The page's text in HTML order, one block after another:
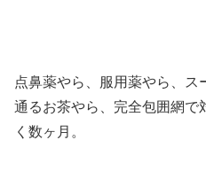
点鼻薬やら、服用薬やら、
通るお茶やら、完全包囲網で
く数ヶ月。